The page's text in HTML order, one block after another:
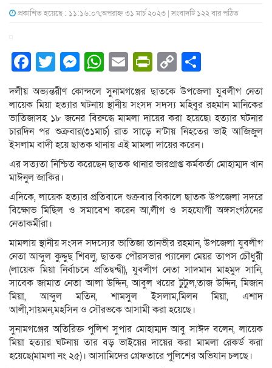
প্রকাশিত হয়েছে : ১১:১৬:০৭,অপরাহ্ন ৩১ মার্চ ২০২৩ | সংবাদটি ১২২ বার পঠিত
Facebook
Twitter
Messenger
WhatsApp
EmailPrintFriendly
Copy
Link
দলীয় অভ্যন্তরীণ কোন্দলে সুনামগঞ্জের ছাতকে উপজেলা যুবলীগ নেতা
লায়েক মিয়া হত্যার ঘটনায় স্থানীয় সংসদ সদস্য মহিবুর রহমান মানিকের
ভাতিজাসহ ১৮ জনের বিরুদ্ধে মামলা দায়ের করা হয়েছে৷ হত্যার ঘটনার
চারদিন পর শুক্রবার(৩১মার্চ) রাত সাড়ে ন’টায় নিহতের ভাই আজিজুল
ইসলাম বাদী হয়ে ছাতক থানায় এই মামলা দায়ের করেন।
এর সত্যতা নিশ্চিত করেছেন ছাতক থানার ভারপ্রাপ্ত কর্মকর্তা মোহাম্মদ খান
মাঈনুল জাকির।
এদিকে, লায়েক হত্যার প্রতিবাদে শুক্রবার বিকালে ছাতক উপজেলা সদরে
বিক্ষোভ মিছিল ও সমাবেশ করেন আ,লীগ ও সহযোগী অঙ্গসংগঠনের
নেতাকর্মীরা।
মামলায় স্থানীয় সংসদ সদস্যের ভাতিজা তানভীর রহমান, উপজেলা যুবলীগ
নেতা আব্দুল কুদ্দুছ শিবলু, ছাতক পৌরসভার প্যানেল মেয়র তাপস চৌধুরী
(লায়েক মিয়া নির্বাচনে প্রতিদ্বন্দ্বী), যুবলীগ নেতা সাদমান মাহমুদ সানি,
সাবেক জামাত নেতা আলা উদ্দিন, আবুল খয়ের টুটুল,তাজ উদ্দিন, মিজান
মিয়া, আব্দুল মতিন, শামসুল ইসলাম,মিলন মিয়া, এশাদ
আলী,সায়মন,মহসিন ও সৌরভকে আসামী করা হয়েছে।
সুনামগঞ্জের অতিরিক্ত পুলিশ সুপার মোহাম্মদ আবু সাঈদ বলেন, লায়েক
মিয়া হত্যার ঘটনায় তার বড় ভাইয়ের দায়ের করা মামলা রেকর্ড করা
হয়েছে(মামলা নং ২৫)। আসামিদের গ্রেফতারে পুলিশের অভিযান চলছে।